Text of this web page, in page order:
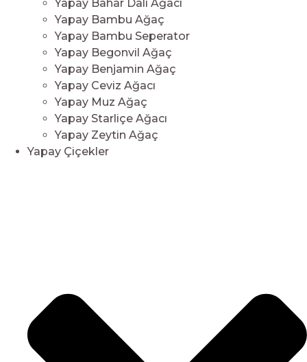
Yapay Bahar Dalı Ağacı
Yapay Bambu Ağaç
Yapay Bambu Seperator
Yapay Begonvil Ağaç
Yapay Benjamin Ağaç
Yapay Ceviz Ağacı
Yapay Muz Ağaç
Yapay Starliçe Ağacı
Yapay Zeytin Ağaç
Yapay Çiçekler